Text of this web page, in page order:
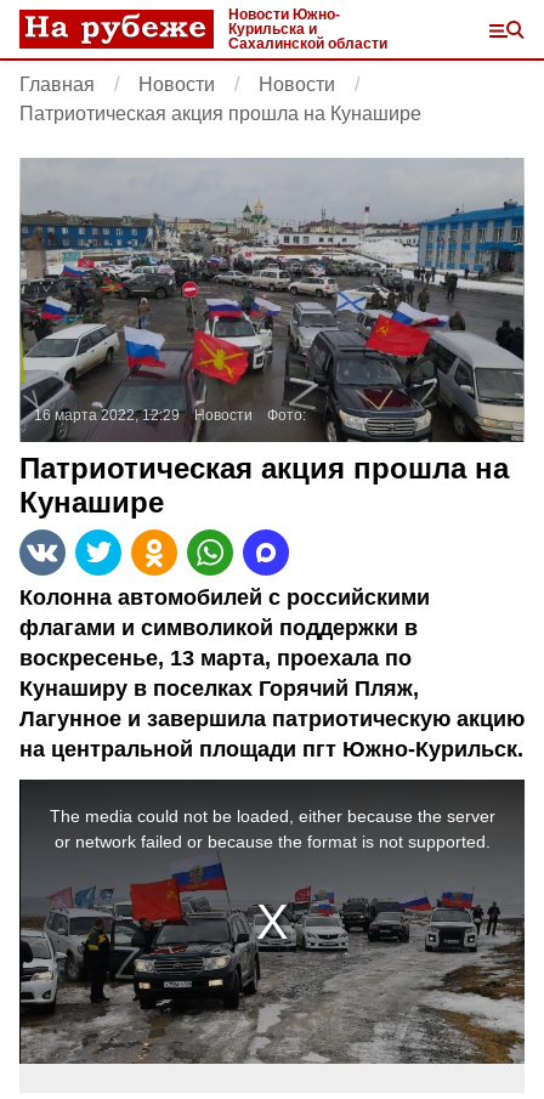
Новости Южно-
Курильска и
Сахалинской области
Главная Новости
Новости
Патриотическая акция прошла на Кунашире
16 марта 2022, 12:29 Новости Фото:
Патриотическая акция прошла на
Кунашире
Колонна автомобилей с российскими
флагами и символикой поддержки в
воскресенье, 13 марта, проехала по
Кунаширу в поселках Горячий Пляж,
Лагунное и завершила патриотическую акцию
на центральной площади пгт Южно-Курильск.
The media could not be loaded, either because the server
or network failed or because the format is not supported.